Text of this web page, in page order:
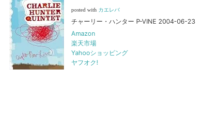
posted with カエレバ
チャーリー・ハンター P-VINE 2004-06-23
Amazon
楽天市場
Yahooショッピング
ヤフオク!